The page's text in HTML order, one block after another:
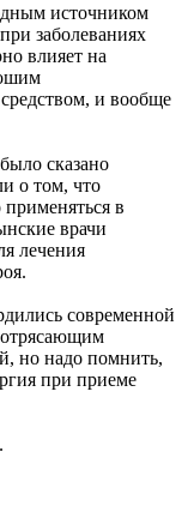
источником
заболеваниях
влияет на
и вообще
сказано
о том, что
в
врачи
лечения
современной
но надо помнить,
при приеме
.